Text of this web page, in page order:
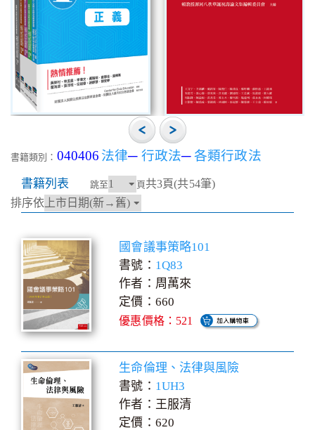
書籍類別： 040406 法律─ 行政法─各類行政法
書籍列表 跳至 頁共3頁(共54筆)
排序依
國會議事策略101
書號： 1Q83
作者：周萬來
定價：660
優惠價格：521
生命倫理、法律與風險
書號： 1UH3
作者：王服清
定價：620